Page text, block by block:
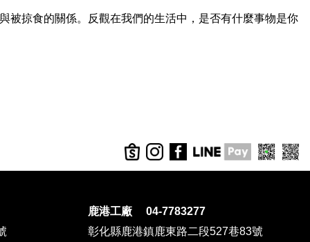
被掠食的關係。反觀在我們的生活中，是否有什麼事物是你
鹿港工廠 04-7783277
彰化縣鹿港鎮鹿東路二段527巷83號